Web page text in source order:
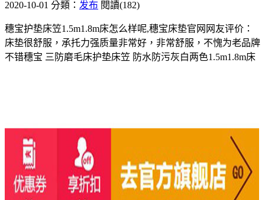
2020-10-01 分類： 发布 閱讀(182)
穗宝护垫床笠1.5m1.8m床怎么样呢,穗宝床垫官网网友评价：
床垫很舒服，承托力强质量非常好，非常舒服，不愧为老品牌
不错穗宝 三防磨毛床护垫床笠 防水防污灰白两色1.5m1.8m床